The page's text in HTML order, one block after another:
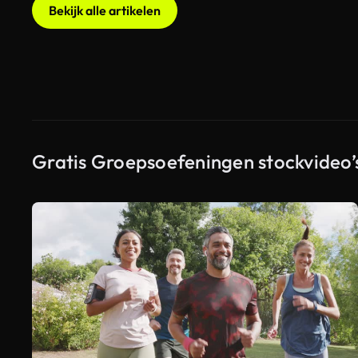
Bekijk alle artikelen
Gratis Groepsoefeningen